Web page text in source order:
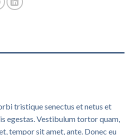
tristique senectus et netus et
egestas. Vestibulum tortor quam,
tempor sit amet, ante. Donec eu